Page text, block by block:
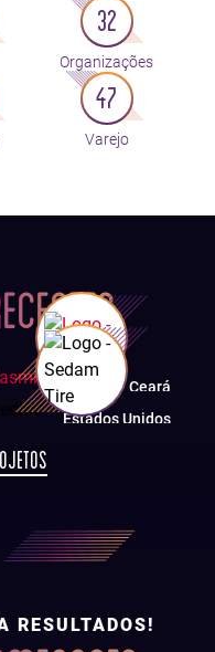
32
Organizações
47
Varejo
Ceará
Estados Unidos
RESULTADOS!